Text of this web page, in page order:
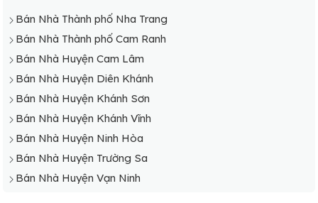
Bán Nhà Thành phố Nha Trang
Bán Nhà Thành phố Cam Ranh
Bán Nhà Huyện Cam Lâm
Bán Nhà Huyện Diên Khánh
Bán Nhà Huyện Khánh Sơn
Bán Nhà Huyện Khánh Vĩnh
Bán Nhà Huyện Ninh Hòa
Bán Nhà Huyện Trường Sa
Bán Nhà Huyện Vạn Ninh